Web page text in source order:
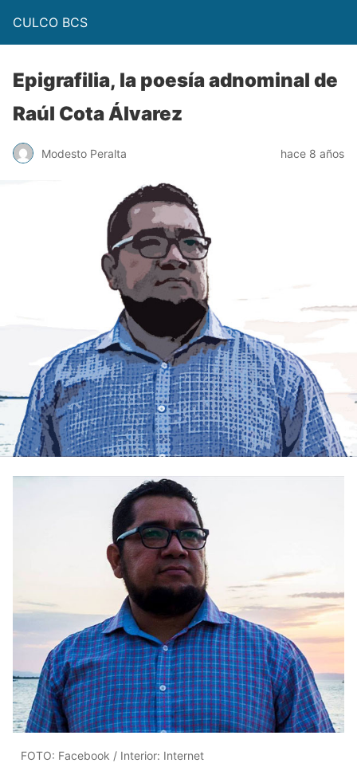
CULCO BCS
Epigrafilia, la poesía adnominal de
Raúl Cota Álvarez
Modesto Peralta hace 8 años
FOTO: Facebook / Interior: Internet